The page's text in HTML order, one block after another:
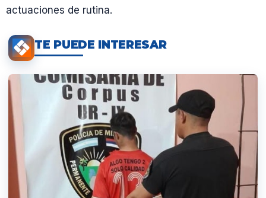
actuaciones de rutina.
TE PUEDE INTERESAR